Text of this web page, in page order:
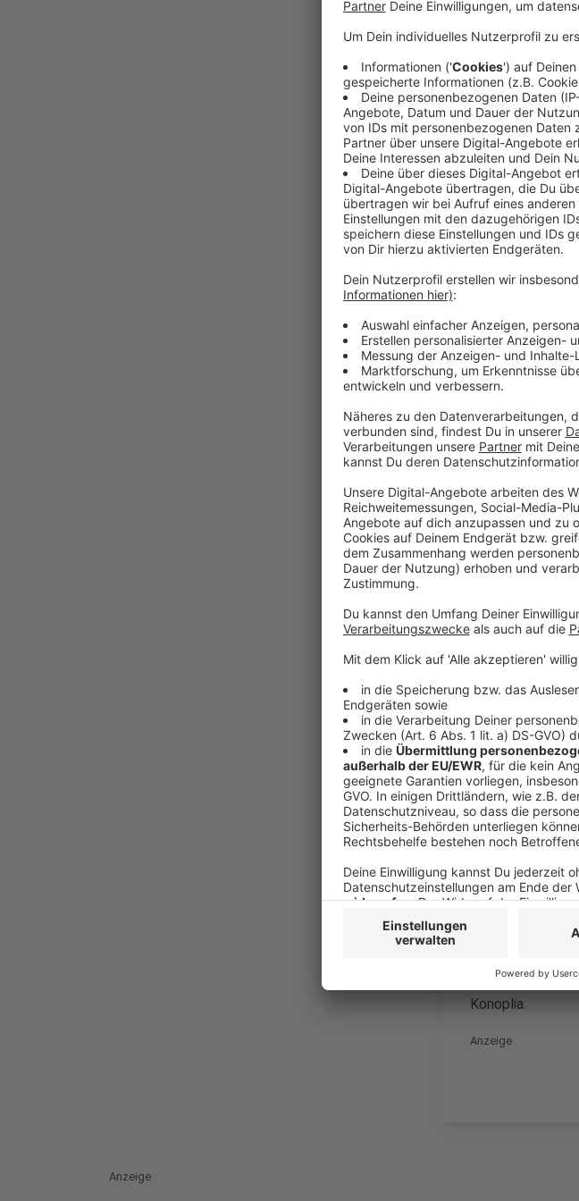
Borussia
Borussia
Defensivspieler
des Vereins
Juni 2029. Mit
Konoplia ist auf
Anzeige
Erfahrung
Anzeige
Borussia
maliger
Schachtar
Sportchef
„Yukhym ist ein
Schröder,
„Als
Spiele in der
- Rouven
Anzeige
Konoplia
Anzeige
Der Neuzugang
einer
richtig zu
neuen Saison in
„Ich freue mich
„Gerade habe
Konoplia.
Anzeige
Anzeige